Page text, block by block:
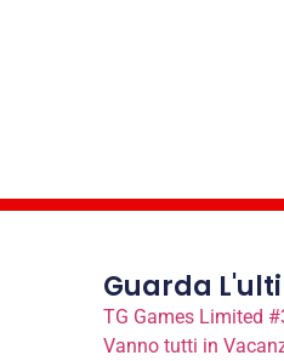
Guarda
TG Games Limited
Vanno tutti in